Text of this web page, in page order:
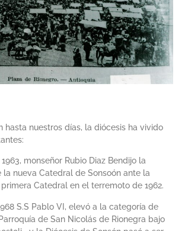
hasta nuestros días, la diócesis ha vivido
monseñor Rubio Diaz Bendijo la
nueva Catedral de Sonsoón ante la
Catedral en el terremoto de 1962.
S.S Pablo VI, elevó a la categoría de
de San Nicolás de Rionegra bajo